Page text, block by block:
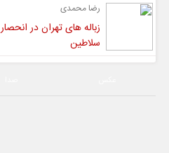
رضا محمدی
زباله های تهران در انحصار
سلاطین